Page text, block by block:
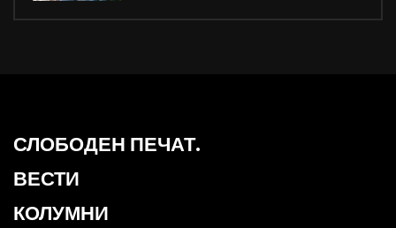
СЛОБОДЕН ПЕЧАТ.
ВЕСТИ
КОЛУМНИ